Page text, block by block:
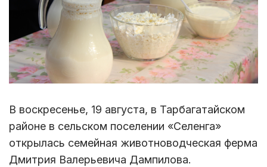
В воскресенье, 19 августа, в Тарбагатайском
районе в сельском поселении «Селенга»
открылась семейная животноводческая ферма
Дмитрия Валерьевича Дампилова.